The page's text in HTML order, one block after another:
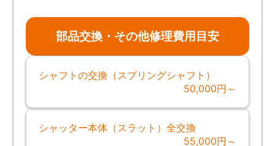
部品交換・その他修理費用目安
シャフトの交換（スプリングシャフト）
50,000円～
シャッター本体（スラット）全交換
55,000円～